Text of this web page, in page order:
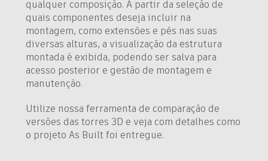
qualquer composição. A partir da seleção de
quais componentes deseja incluir na
montagem, como extensões e pés nas suas
diversas alturas, a visualização da estrutura
montada é exibida, podendo ser salva para
acesso posterior e gestão de montagem e
manutenção.
Utilize nossa ferramenta de comparação de
versões das torres 3D e veja com detalhes como
o projeto As Built foi entregue.